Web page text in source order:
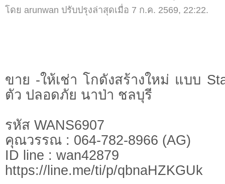
โดย arunwan ปรับปรุงล่าสุดเมื่อ 7 ก.ค. 2569, 22:22.
ขาย -ให้เช่า โกดังสร้างใหม่ แบบ
ตัว ปลอดภัย นาป่า ชลบุรี
รหัส WANS6907
คุณวรรณ : 064-782-8966 (AG)
ID line : wan42879
https://line.me/ti/p/qbnaHZKGUk